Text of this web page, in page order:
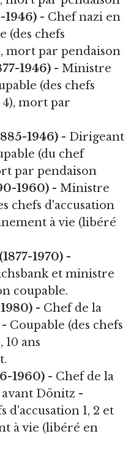
1946) - Chef nazi en
(des chefs
mort par pendaison
1946) - Ministre
(des chefs
4), mort par
1946) - Dirigeant
(du chef
par pendaison
1960) - Ministre
chefs d'accusation
à vie (libéré
1970) -
et ministre
coupable.
- Chef de la
Coupable (des chefs
10 ans
1960) - Chef de la
Dönitz -
d'accusation 1, 2 et
à vie (libéré en